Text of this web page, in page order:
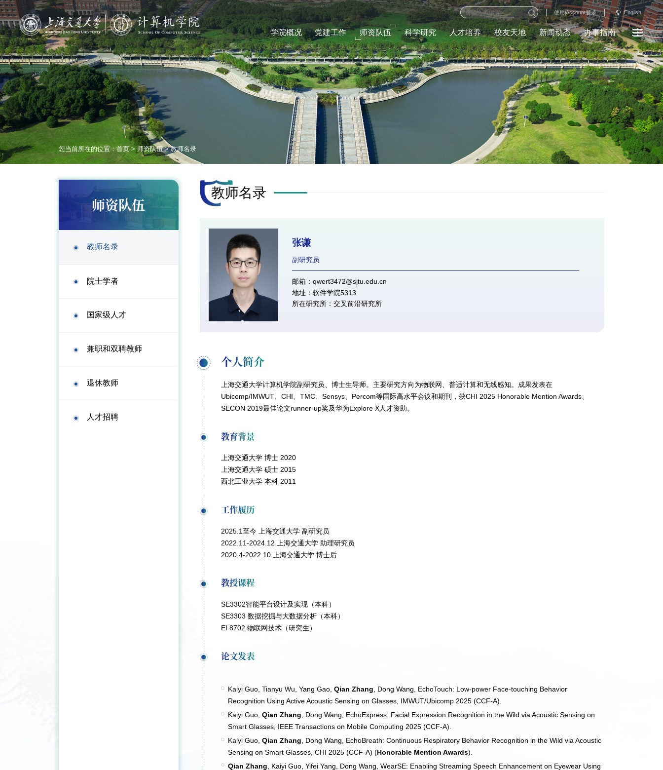
使用jAccount登录 English
学院概况 党建工作 师资队伍 科学研究 人才培养 校友天地 新闻动态 办事指南
您当前所在的位置： 首页>师资队伍>教师名录
师资队伍
教师名录
院士学者
国家级人才
兼职和双聘教师
退休教师
人才招聘
教师名录
张谦
副研究员
邮箱：qwert3472@sjtu.edu.cn
地址：软件学院5313
所在研究所：交叉前沿研究所
个人简介
上海交通大学计算机学院副研究员、博士生导师。主要研究方向为物联网、普适计算和无线感知。成果发表在
Ubicomp/IMWUT、CHI、TMC、Sensys、Percom等国际高水平会议和期刊，获CHI 2025 Honorable Mention Awards、
SECON 2019最佳论文runner-up奖及华为Explore X人才资助。
教育背景
上海交通大学 博士 2020
上海交通大学 硕士 2015
西北工业大学 本科 2011
工作履历
2025.1至今 上海交通大学 副研究员
2022.11-2024.12 上海交通大学 助理研究员
2020.4-2022.10 上海交通大学 博士后
教授课程
SE3302智能平台设计及实现（本科）
SE3303 数据挖掘与大数据分析（本科）
EI 8702 物联网技术（研究生）
论文发表
Kaiyi Guo, Tianyu Wu, Yang Gao,Qian Zhang, Dong Wang, EchoTouch: Low-power Face-touching Behavior
Recognition Using Active Acoustic Sensing on Glasses, IMWUT/Ubicomp 2025 (CCF-A).
Kaiyi Guo,Qian Zhang, Dong Wang, EchoExpress: Facial Expression Recognition in the Wild via Acoustic Sensing on
Smart Glasses, IEEE Transactions on Mobile Computing 2025 (CCF-A).
Kaiyi Guo,Qian Zhang, Dong Wang, EchoBreath: Continuous Respiratory Behavior Recognition in the Wild via Acoustic
Sensing on Smart Glasses, CHI 2025 (CCF-A) (Honorable Mention Awards).
Qian Zhang, Kaiyi Guo, Yifei Yang, Dong Wang, WearSE: Enabling Streaming Speech Enhancement on Eyewear Using